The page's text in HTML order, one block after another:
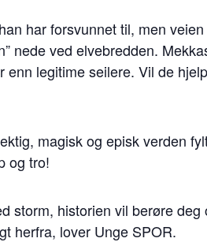
har forsvunnet til, men
nede ved elvebredden.
legitime seilere. Vil de
magisk og episk verden
og tro!
storm, historien vil berøre deg
herfra, lover Unge SPOR.